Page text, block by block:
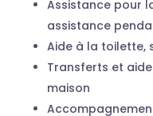
Assistance pour
assistance
Aide à la toilette,
Transferts et
maison